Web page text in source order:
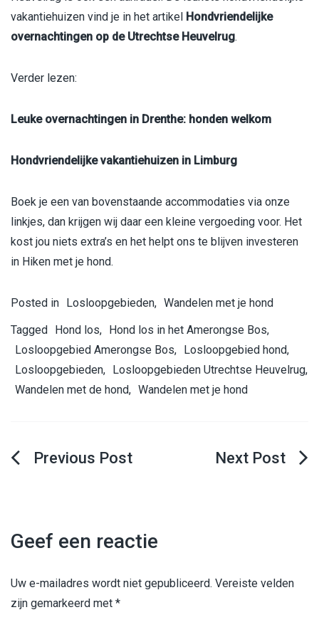
vakantiehuizen vind je in het artikel Hondvriendelijke
overnachtingen op de Utrechtse Heuvelrug.
Verder lezen:
Leuke overnachtingen in Drenthe: honden welkom
Hondvriendelijke vakantiehuizen in Limburg
Boek je een van bovenstaande accommodaties via onze
linkjes, dan krijgen wij daar een kleine vergoeding voor. Het
kost jou niets extra’s en het helpt ons te blijven investeren
in Hiken met je hond.
Posted in Losloopgebieden, Wandelen met je hond
Tagged Hond los, Hond los in het Amerongse Bos,
Losloopgebied Amerongse Bos, Losloopgebied hond,
Losloopgebieden, Losloopgebieden Utrechtse Heuvelrug,
Wandelen met de hond, Wandelen met je hond
Berichtnavigatie
Geef een reactie
Uw e-mailadres wordt niet gepubliceerd. Vereiste velden
zijn gemarkeerd met *